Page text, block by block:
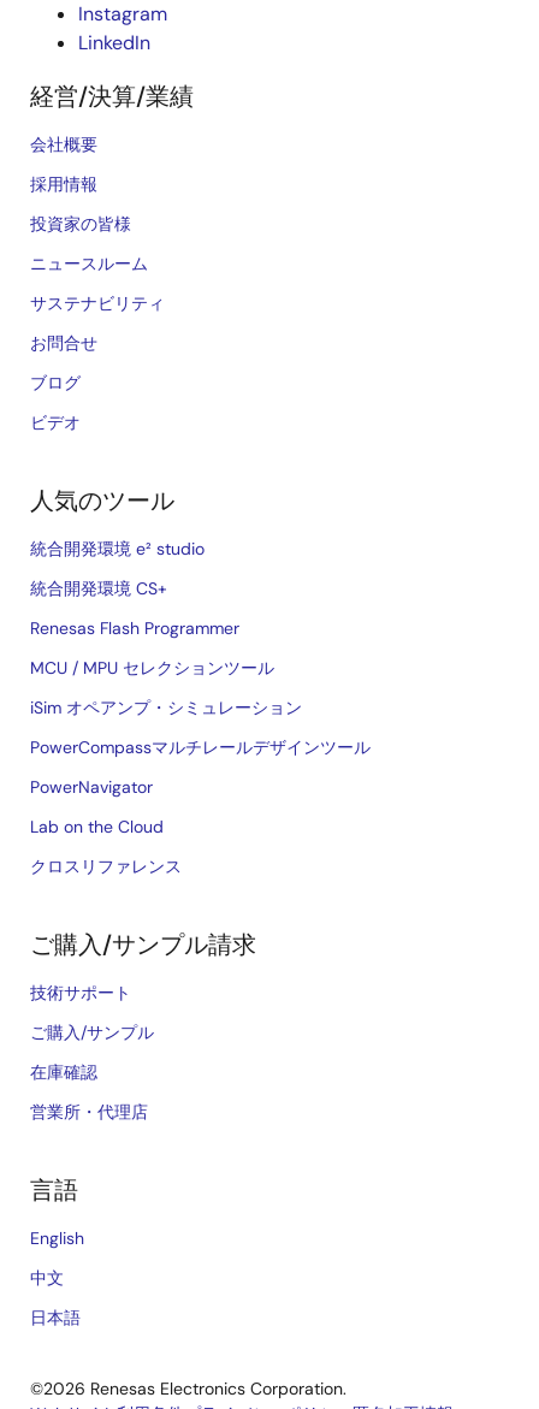
Instagram
LinkedIn
経営/決算/業績
会社概要
採用情報
投資家の皆様
ニュースルーム
サステナビリティ
お問合せ
ブログ
ビデオ
人気のツール
統合開発環境 e² studio
統合開発環境 CS+
Renesas Flash Programmer
MCU / MPU セレクションツール
iSim オペアンプ・シミュレーション
PowerCompassマルチレールデザインツール
PowerNavigator
Lab on the Cloud
クロスリファレンス
ご購入/サンプル請求
技術サポート
ご購入/サンプル
在庫確認
営業所・代理店
言語
English
中文
日本語
©2026 Renesas Electronics Corporation.